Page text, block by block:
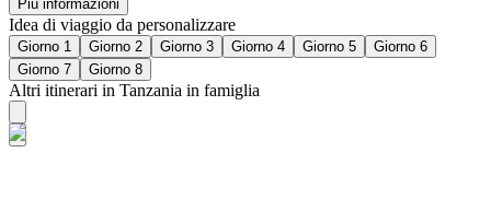
Più informazioni
Idea di viaggio da personalizzare
Giorno 1 Giorno 2 Giorno 3 Giorno 4 Giorno 5
Giorno 6
Giorno 7
Giorno 8
Altri itinerari in Tanzania in famiglia